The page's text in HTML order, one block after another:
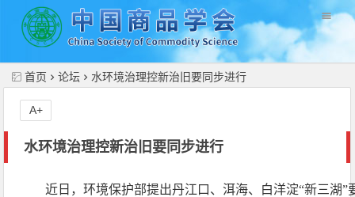
首页 论坛 水环境治理控新治旧要同步进行
水环境治理控新治旧要同步进行
A+
近日，环境保护部提出丹江口、洱海、白洋淀“新三湖”